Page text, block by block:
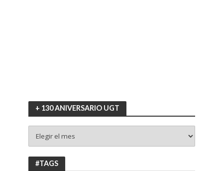
+ 130 ANIVERSARIO UGT
130
ANIVERSARIO
UGT
#TAGS